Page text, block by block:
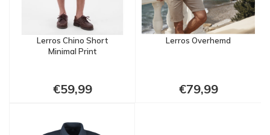
Lerros Chino Short
Minimal Print
€59,99
Lerros Overhemd
€79,99